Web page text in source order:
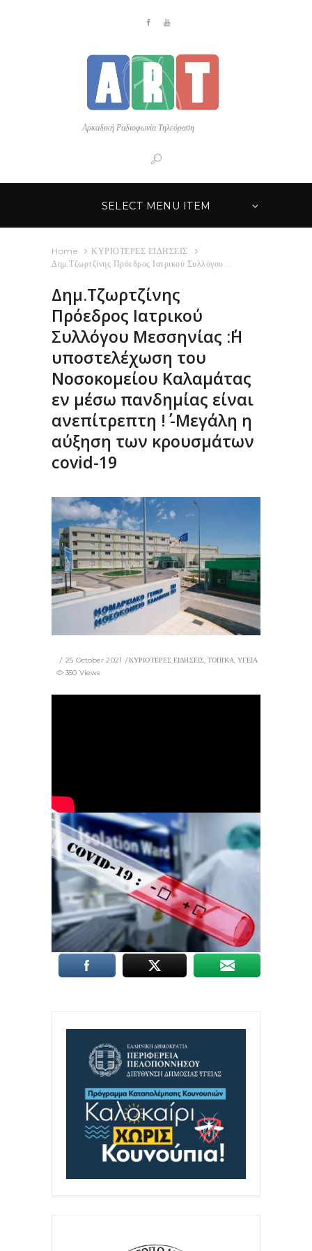
Αρκαδική Ραδιοφωνία Τηλεόραση
SELECT MENU ITEM
Home
ΚΥΡΙΟΤΕΡΕΣ ΕΙΔΗΣΕΙΣ
Δημ.Τζωρτζίνης Πρόεδρος Ιατρικού Συλλόγου...
Δημ.Τζωρτζίνης
Πρόεδρος Ιατρικού
Συλλόγου Μεσσηνίας :΄΄Η
υποστελέχωση του
Νοσοκομείου Καλαμάτας
εν μέσω πανδημίας είναι
ανεπίτρεπτη !΄΄ -Μεγάλη η
αύξηση των κρουσμάτων
covid-19
25 October 2021 ΚΥΡΙΟΤΕΡΕΣ ΕΙΔΗΣΕΙΣ,ΤΟΠΙΚΑ, ΥΓΕΙΑ
350 Views